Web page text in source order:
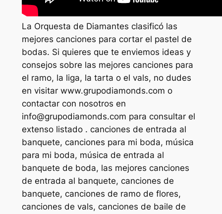
La Orquesta de Diamantes clasificó las
mejores canciones para cortar el pastel de
bodas. Si quieres que te enviemos ideas y
consejos sobre las mejores canciones para
el ramo, la liga, la tarta o el vals, no dudes
en visitar www.grupodiamonds.com o
contactar con nosotros en
info@grupodiamonds.com para consultar el
extenso listado . canciones de entrada al
banquete, canciones para mi boda, música
para mi boda, música de entrada al
banquete de boda, las mejores canciones
de entrada al banquete, canciones de
banquete, canciones de ramo de flores,
canciones de vals, canciones de baile de